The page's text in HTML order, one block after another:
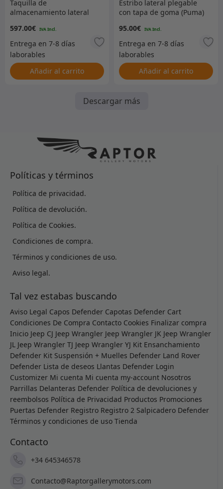
Taquilla de
almacenamiento lateral
597.00€
Añadir al carrito
Estribo lateral plegable
con tapa de goma (Puma)
95.00€
Añadir al carrito
Descargar más
Políticas y términos
Política de privacidad.
Política de devolución.
Política de Cookies.
Condiciones de compra.
Términos y condiciones de uso.
Aviso legal.
Tal vez estabas buscando
Aviso Legal Capos Defender Capotas Defender Cart
Condiciones De Compra Contacto Cookies Finalizar compra
Inicio Jeep CJ Jeep Wrangler Jeep Wrangler JK Jeep Wrangler
JL Jeep Wrangler TJ Jeep Wrangler YJ Kit Ensanchamiento
Defender Kit Suspensión + Muelles Defender Land Rover
Defender Lista de deseos Llantas Defender Login
Customizer Mi cuenta Mi cuenta my-account Nosotros
Parrillas Delanteras Defender Política de devoluciones y
reembolsos Política de Privacidad Productos Promociones
Puertas Defender Registro Registro 2 Salpicadero Defender
Términos y condiciones de uso Tienda
Contacto
+34 645346578
Contacto@Raptorgallerymotors.com